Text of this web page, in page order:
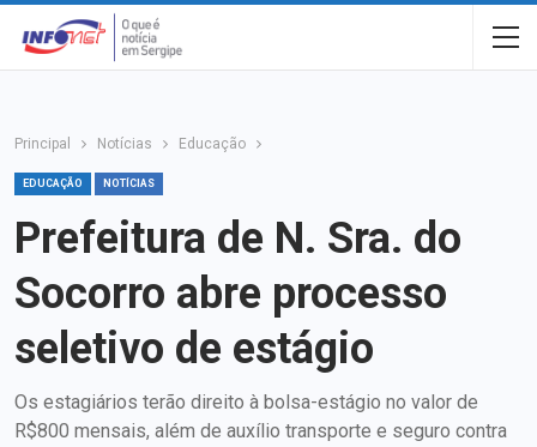
Principal Notícias Educação
EDUCAÇÃO NOTÍCIAS
Prefeitura de N. Sra. do
Socorro abre processo
seletivo de estágio
Os estagiários terão direito à bolsa-estágio no valor de
R$800 mensais, além de auxílio transporte e seguro contra